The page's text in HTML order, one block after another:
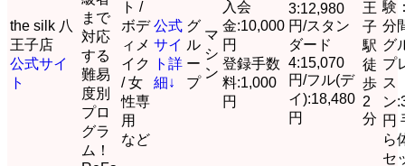
the silk 八
王子店
公式サイ
ト
まで
対応
する
難易
度別
プロ
グラ
ム！
ト /
ボデ
ィメ
イク
/ 女
性専
用
など
公式
サイ
ト 詳
細↓
グ
ル
ー
プ
マ
シ
ン
入会
金:10,000
円
登録手数
料:1,000
円
3:12,980
円/スタン
ダード
4:15,070
円/フル(デ
イ):18,480
円
王
子
駅
徒
歩
2
分
験
分
グ
プ
ス
ン
円
ら
セ